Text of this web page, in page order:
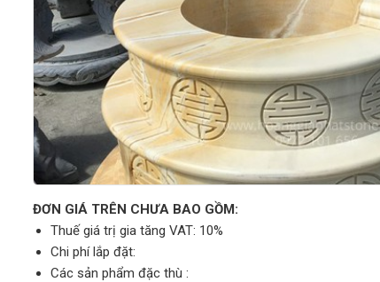
ĐƠN GIÁ TRÊN CHƯA BAO GỒM:
Thuế giá trị gia tăng VAT: 10%
Chi phí lắp đặt:
Các sản phẩm đặc thù :